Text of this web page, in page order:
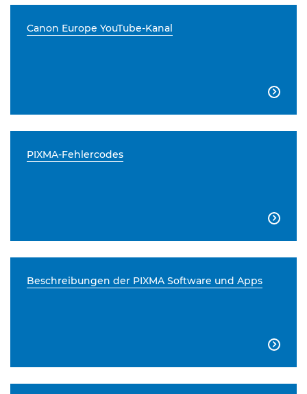
Canon Europe YouTube-Kanal

PIXMA-Fehlercodes

Beschreibungen der PIXMA Software und Apps
